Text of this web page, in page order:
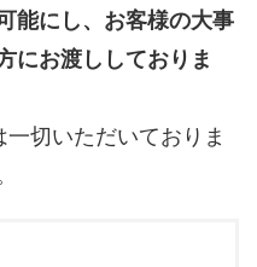
能にし、お客様の大事
にお渡ししておりま
切いただいておりま